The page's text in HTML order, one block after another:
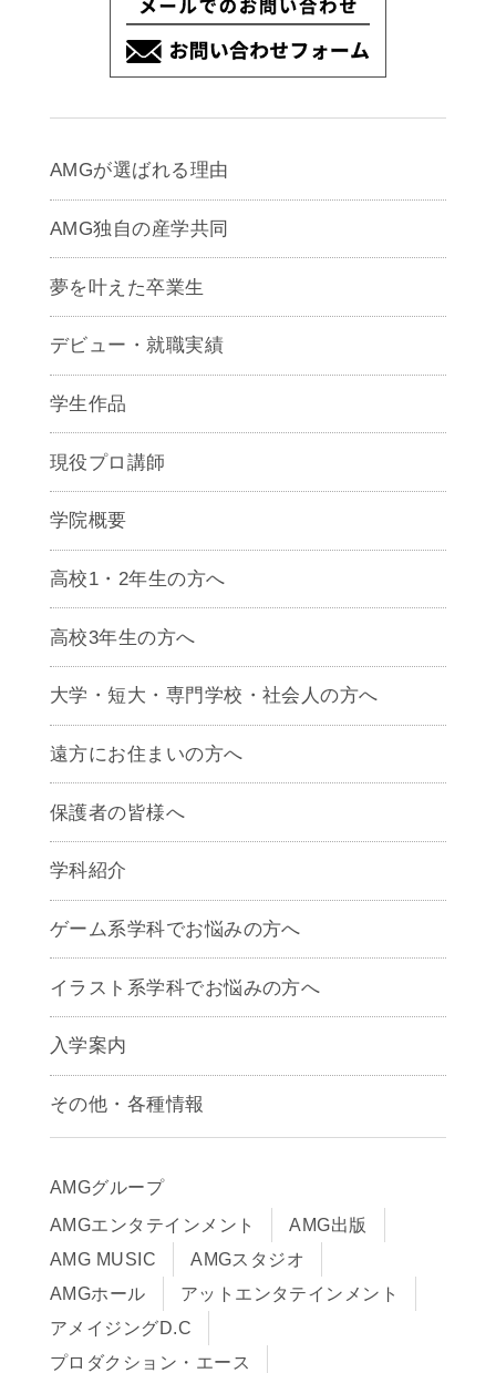
AMGが選ばれる理由
AMG独自の産学共同
夢を叶えた卒業生
デビュー・就職実績
学生作品
現役プロ講師
学院概要
高校1・2年生の方へ
高校3年生の方へ
大学・短大・専門学校・社会人の方へ
遠方にお住まいの方へ
保護者の皆様へ
学科紹介
ゲームクリエイター学科
CG学科
アニメーション学科
声優学科
ゲーム系学科でお悩みの方へ
イラスト系学科でお悩みの方へ
入学案内
募集要項
早期出願制度・AOエントリー
入学までの流れ
学費サポート・各種制度
学費について
Q&A
その他・各種情報
アクセス
サイトポリシー
在校生・保護者の方へ
卒業生の皆様へ
AMGグループ
AMGエンタテインメント
AMG出版
AMG MUSIC
AMGスタジオ
AMGホール
アットエンタテインメント
アメイジングD.C
プロダクション・エース